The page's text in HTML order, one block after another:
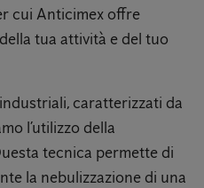
cui Anticimex offre
tua attività e del tuo
caratterizzati da
l’utilizzo della
tecnica permette di
la nebulizzazione di una